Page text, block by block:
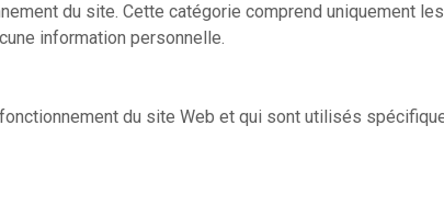
du site. Cette catégorie comprend uniquement
information personnelle.
du site Web et qui sont utilisés